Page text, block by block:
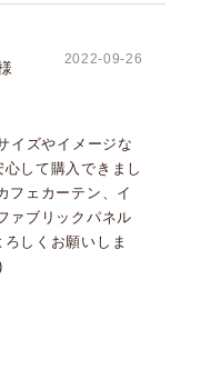
2022-09-26
ズやイメージな
して購入できまし
フェカーテン、イ
ァブリックパネル
しくお願いしま